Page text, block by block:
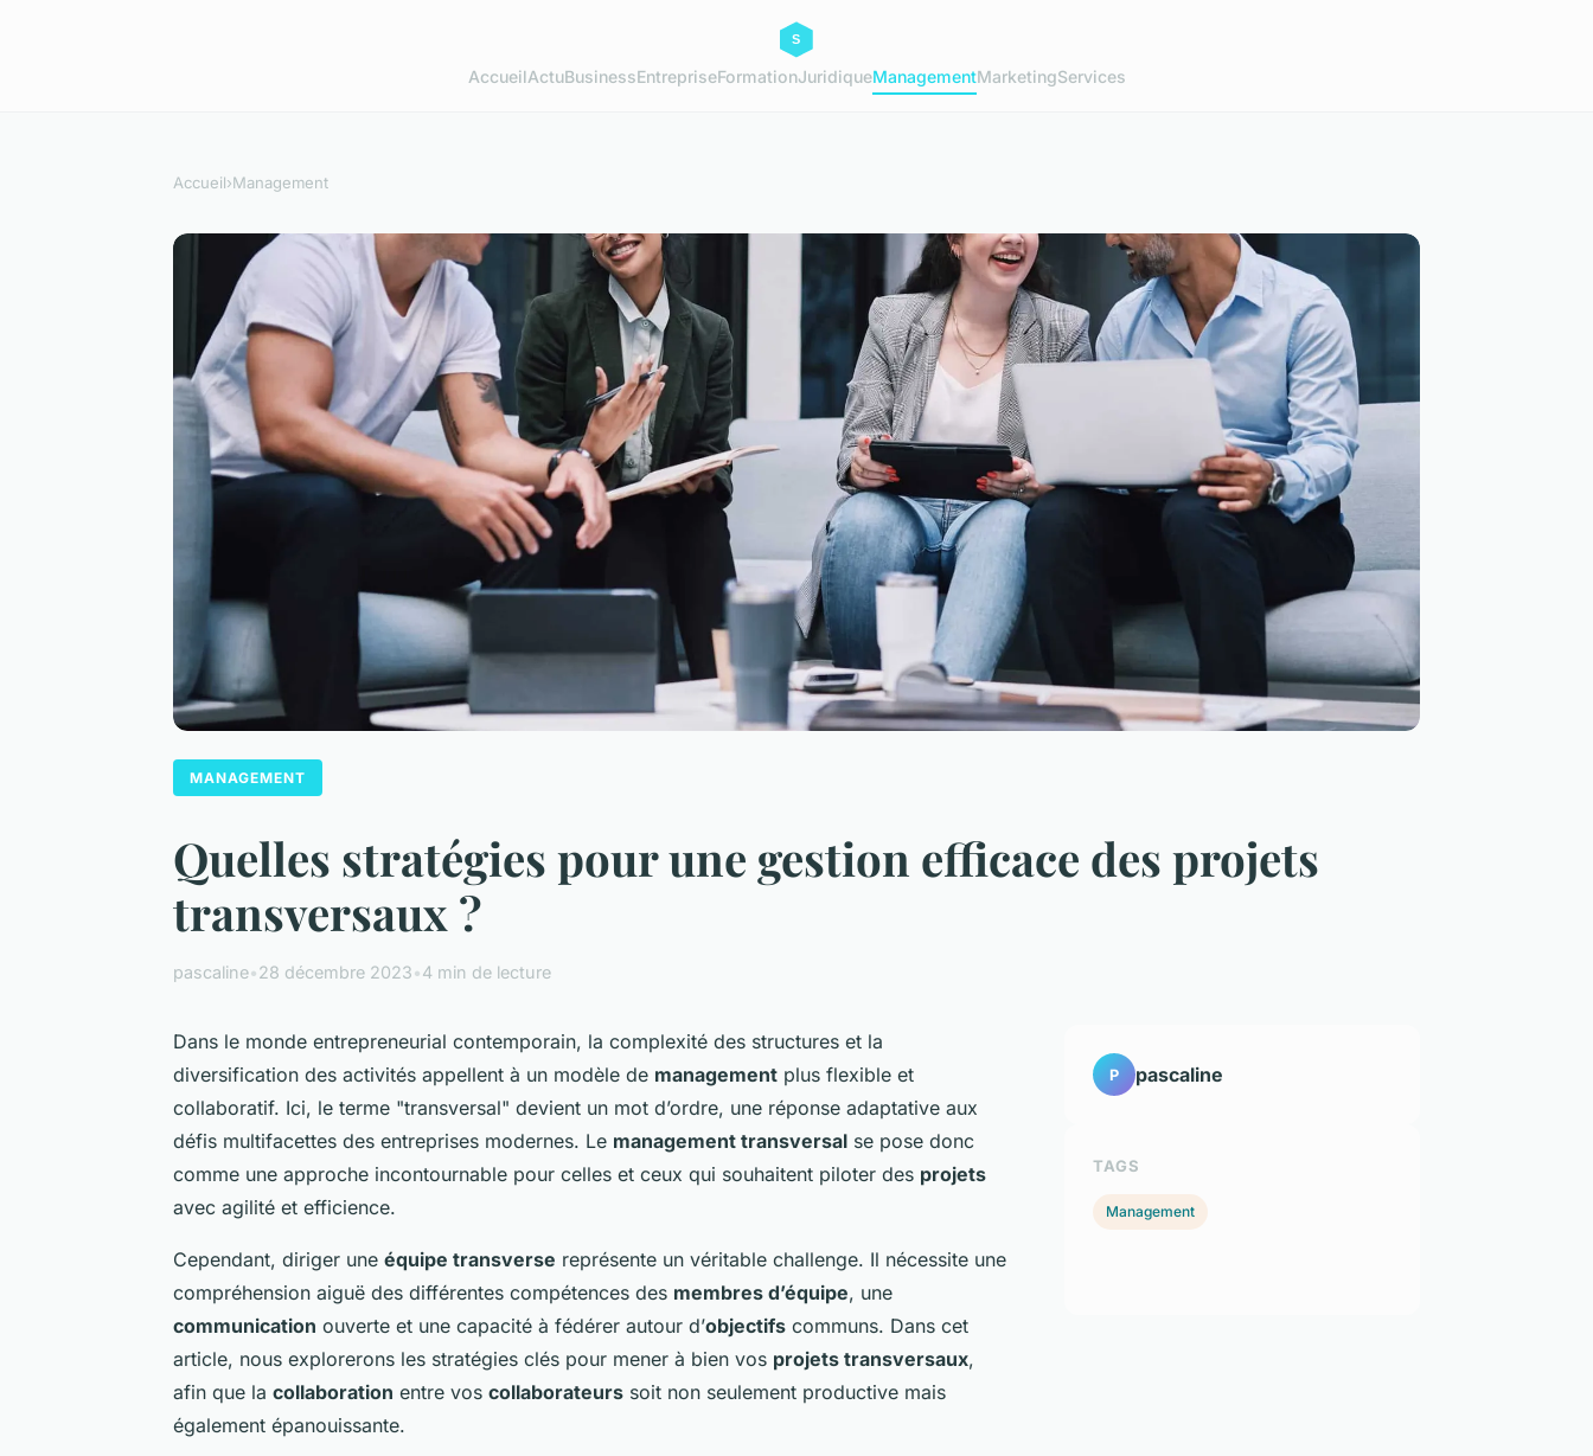
AccueilActuBusinessEntrepriseFormationJuridiqueManagementMarketingServices
Accueil›Management
MANAGEMENT
Quelles stratégies pour une gestion efficace des projets
transversaux ?
pascaline•28 décembre 2023•4 min de lecture
Dans le monde entrepreneurial contemporain, la complexité des structures et la
diversification des activités appellent à un modèle de management plus flexible et
collaboratif. Ici, le terme "transversal" devient un mot d’ordre, une réponse adaptative aux
défis multifacettes des entreprises modernes. Le management transversal se pose donc
comme une approche incontournable pour celles et ceux qui souhaitent piloter des projets
avec agilité et efficience.
Cependant, diriger une équipe transverse représente un véritable challenge. Il nécessite une
compréhension aiguë des différentes compétences des membres d’équipe, une
communication ouverte et une capacité à fédérer autour d’objectifs communs. Dans cet
article, nous explorerons les stratégies clés pour mener à bien vos projets transversaux,
afin que la collaboration entre vos collaborateurs soit non seulement productive mais
également épanouissante.
P pascaline
TAGS
Management